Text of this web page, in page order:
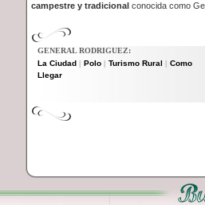
campestre y tradicional conocida como
GENERAL RODRIGUEZ:
La Ciudad
Polo Turismo Rural
Como
Llegar